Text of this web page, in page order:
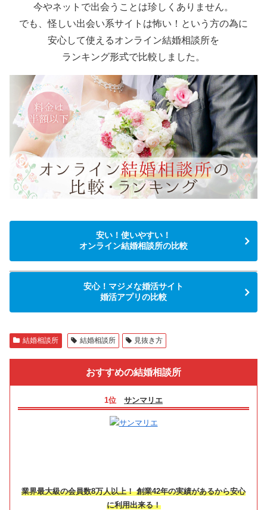
今やネットで出会うことは珍しくありません。
でも、怪しい出会い系サイトは怖い！という方の為に
安心して使えるオンライン結婚相談所を
ランキング形式で比較しました。
安い！使いやすい！
オンライン結婚相談所の比較
安心！マジメな婚活サイト
婚活アプリの比較
結婚相談所 結婚相談所 見抜き方
おすすめの結婚相談所
1位 サンマリエ
業界最大級の会員数8万人以上！ 創業42年の実績があるから安心
に利用出来る！